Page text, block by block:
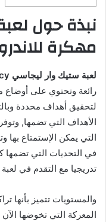
مهكرة
لعبة ستيك وار ليجاسي Stick War Legacy مهكرة
رائعة وتحتوي على أوضاع
لتحقيق أهداف محددة
الأهداف التي تضمها,
التي يمكن الإستمتاع
في التحديات التي تضمها
تدريجيا مع التقدم في لعبة Stick War مهكرة للاندرويد.
والمستويات تتميز بأنها
المعركة التي تخوضها